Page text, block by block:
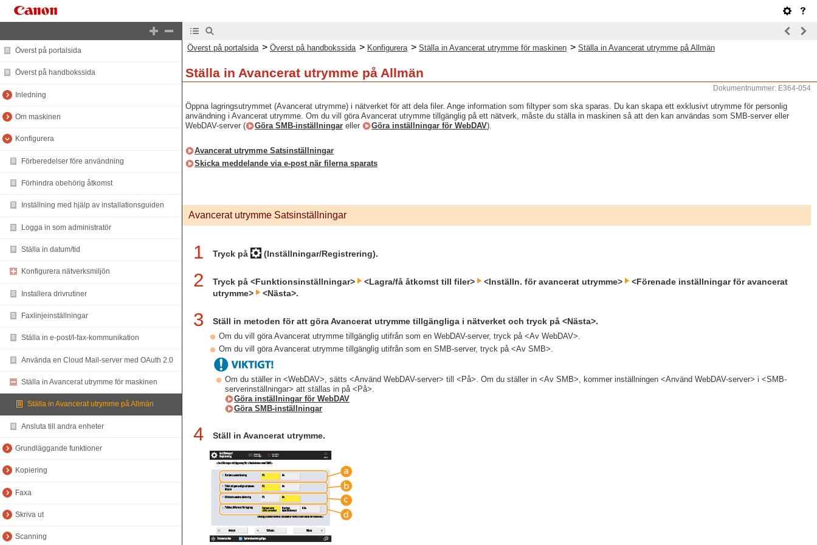
Överst på portalsida
Överst på handbokssida
Inledning
Om maskinen
Konfigurera
Förberedelser före användning
Förhindra obehörig åtkomst
Inställning med hjälp av installationsguiden
Logga in som administratör
Ställa in datum/tid
Konfigurera nätverksmiljön
Installera drivrutiner
Faxlinjeinställningar
Ställa in e-post/I-fax-kommunikation
Använda en Cloud Mail-server med OAuth 2.0
Ställa in Avancerat utrymme för maskinen
Ställa in Avancerat utrymme på Allmän
Ansluta till andra enheter
Grundläggande funktioner
Kopiering
Faxa
Skriva ut
Scanning
Överst på portalsida > Överst på handbokssida > Konfigurera > Ställa in Avancerat utrymme för maskinen > Ställa in Avancerat utrymme på Allmän
Ställa in Avancerat utrymme på Allmän
Dokumentnummer: E364-054
Öppna lagringsutrymmet (Avancerat utrymme) i nätverket för att dela filer. Ange information som filtyper som ska sparas. Du kan skapa ett exklusivt utrymme för personlig
användning i Avancerat utrymme. Om du vill göra Avancerat utrymme tillgänglig på ett nätverk, måste du ställa in maskinen så att den kan användas som SMB-server eller
WebDAV-server (
Göra SMB-inställningar eller Göra inställningar för WebDAV).
Avancerat utrymme Satsinställningar
Skicka meddelande via e-post när filerna sparats
Avancerat utrymme Satsinställningar
1 Tryck på (Inställningar/Registrering).
2 Tryck på <Funktionsinställningar> <Lagra/få åtkomst till filer> <Inställn. för avancerat utrymme>
<Förenade inställningar för avancerat
utrymme>
<Nästa>.
3 Ställ in metoden för att göra Avancerat utrymme tillgängliga i nätverket och tryck på <Nästa>.
Om du vill göra Avancerat utrymme tillgänglig utifrån som en WebDAV-server, tryck på <Av WebDAV>.
Om du vill göra Avancerat utrymme tillgänglig utifrån som en SMB-server, tryck på <Av SMB>.
Om du ställer in <WebDAV>, sätts <Använd WebDAV-server> till <På>. Om du ställer in <Av SMB>, kommer inställningen <Använd WebDAV-server> i <SMB-
serverinställningar> att ställas in på <På>.
Göra inställningar för WebDAV
Göra SMB-inställningar
4 Ställ in Avancerat utrymme.